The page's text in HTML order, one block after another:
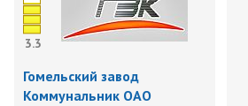
3.3
Гомельский завод
Коммунальник ОАО